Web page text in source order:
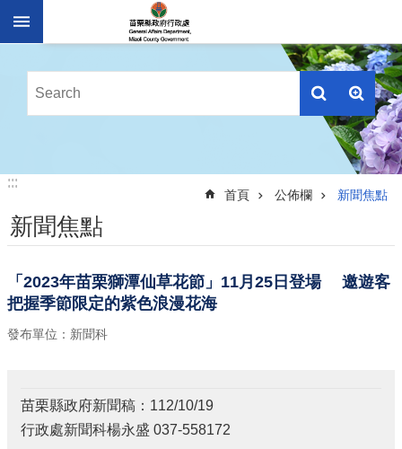
跳到主要內容區塊
務
介
民
服
務
個
人
:::
:::
首頁 公佈欄 新聞焦點
新聞焦點
「2023年苗栗獅潭仙草花節」11月25日登場 邀遊客
把握季節限定的紫色浪漫花海
發布單位：新聞科
苗栗縣政府新聞稿：112/10/19
行政處新聞科楊永盛 037-558172